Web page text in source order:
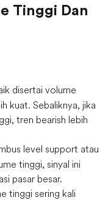
Tinggi Dan
disertai volume
kuat. Sebaliknya, jika
tren bearish lebih
level support atau
tinggi, sinyal ini
pasar besar.
tinggi sering kali